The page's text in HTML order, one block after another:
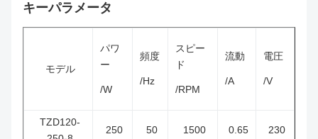
キーパラメータ
モデル
パワ
ー
/W
頻度
/Hz
スピー
ド
/RPM
流動
/A
電圧
/V
TZD120-
250 50 1500 0.65 230